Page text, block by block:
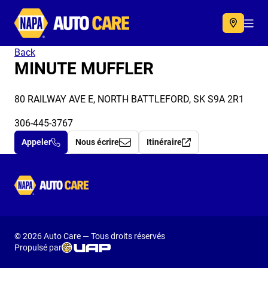
Autocare
Back
MINUTE MUFFLER
80 RAILWAY AVE E, NORTH BATTLEFORD, SK S9A 2R1
306-445-3767
Appeler Nous écrire Itinéraire
Autocare
© 2026 Auto Care — Tous droits réservés
Propulsé par